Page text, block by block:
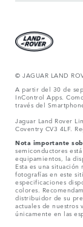
© JAGUAR LAND
A partir del 30 de
InControl Apps.
través del
Jaguar Land Rover
Coventry CV3 4LF.
Nota importante
semiconductores
equipamientos, la
Esta es una
fotografías en este
especificaciones
colores.
distribuidor de su
actuales de nuestros
únicamente en las